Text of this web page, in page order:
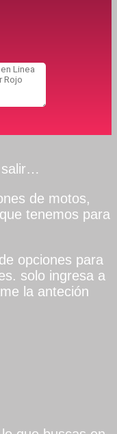
salir…
de motos,
tenemos para
opciones para
solo ingresa a
la anteción